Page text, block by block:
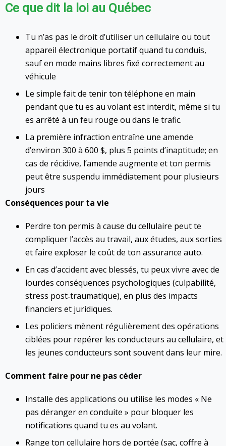
Ce que dit la loi au Québec
Tu n’as pas le droit d’utiliser un cellulaire ou tout
appareil électronique portatif quand tu conduis,
sauf en mode mains libres fixé correctement au
véhicule
Le simple fait de tenir ton téléphone en main
pendant que tu es au volant est interdit, même si tu
es arrêté à un feu rouge ou dans le trafic.
La première infraction entraîne une amende
d’environ 300 à 600 $, plus 5 points d’inaptitude; en
cas de récidive, l’amende augmente et ton permis
peut être suspendu immédiatement pour plusieurs
jours
Conséquences pour ta vie
Perdre ton permis à cause du cellulaire peut te
compliquer l’accès au travail, aux études, aux sorties
et faire exploser le coût de ton assurance auto.
En cas d’accident avec blessés, tu peux vivre avec de
lourdes conséquences psychologiques (culpabilité,
stress post‑traumatique), en plus des impacts
financiers et juridiques.
Les policiers mènent régulièrement des opérations
ciblées pour repérer les conducteurs au cellulaire, et
les jeunes conducteurs sont souvent dans leur mire.
Comment faire pour ne pas céder
Installe des applications ou utilise les modes « Ne
pas déranger en conduite » pour bloquer les
notifications quand tu es au volant.
Range ton cellulaire hors de portée (sac, coffre à